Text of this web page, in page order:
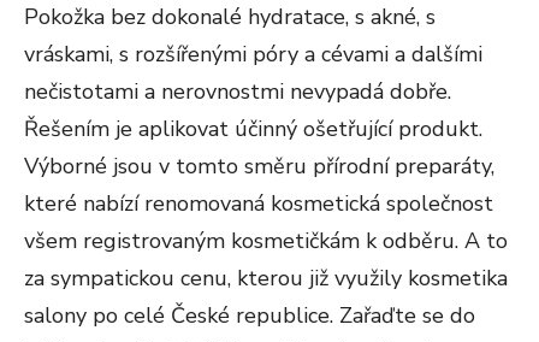
Pokožka bez dokonalé hydratace, s akné, s
vráskami, s rozšířenými póry a cévami a dalšími
nečistotami a nerovnostmi nevypadá dobře.
Řešením je aplikovat účinný ošetřující produkt.
Výborné jsou v tomto směru přírodní preparáty,
které nabízí renomovaná kosmetická společnost
všem registrovaným kosmetičkám k odběru. A to
za sympatickou cenu, kterou již využily kosmetika
salony po celé České republice. Zařaďte se do